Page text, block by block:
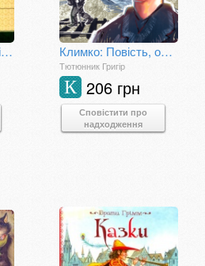
Митькозавр із Юрківки Климко: Повість, оповідання, казки
Тютюнник Григір
206 грн
К
Сповістити про
надходження